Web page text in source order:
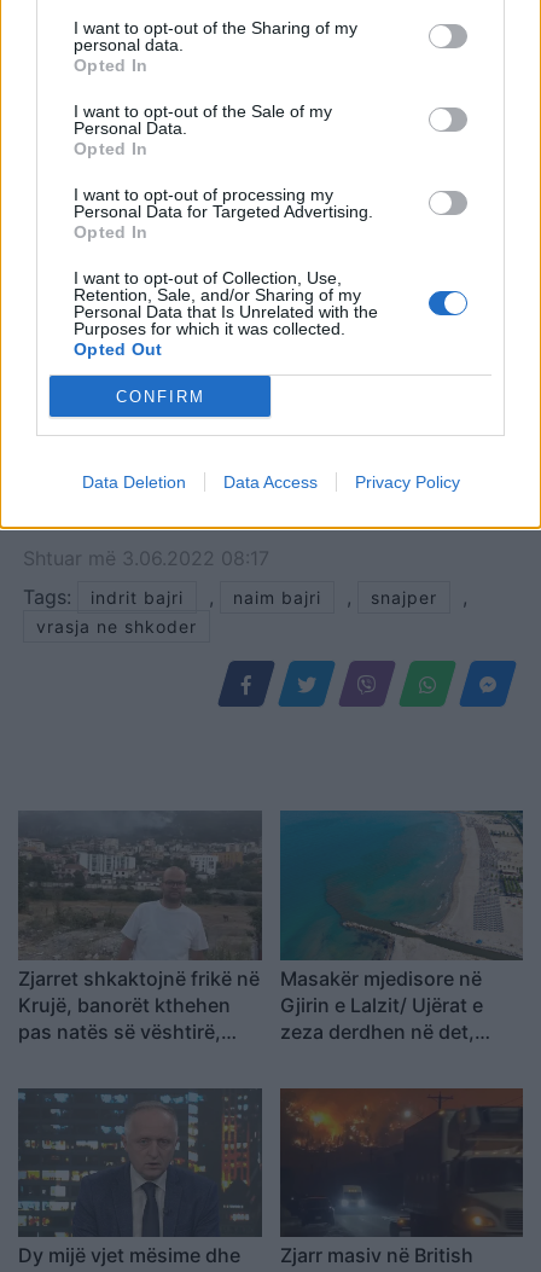
I want to opt-out of the Sharing of my
personal data.
Opted In
I want to opt-out of the Sale of my
Personal Data.
Opted In
I want to opt-out of processing my
Personal Data for Targeted Advertising.
Opted In
I want to opt-out of Collection, Use,
Retention, Sale, and/or Sharing of my
Personal Data that Is Unrelated with the
Purposes for which it was collected.
Opted Out
CONFIRM
Data Deletion Data Access Privacy Policy
të njëjtën tavolinë ku u
ekzekutua sot Naim Bajri
Ferracaku kur e vranë
(FOTO LAJM)
Shtuar më 3.06.2022 08:17
Tags:
indrit bajri , naim bajri , snajper ,
vrasja ne shkoder
Zjarret shkaktojnë frikë në
Krujë, banorët kthehen
pas natës së vështirë,
shpëtuan
Masakër mjedisore në
Gjirin e Lalzit/ Ujërat e
zeza derdhen në det,
e sezonit
Dy mijë vjet mësime dhe
Zjarr masiv në British